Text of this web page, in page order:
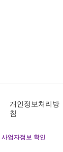
개인정보처리방
침
사업자정보 확인